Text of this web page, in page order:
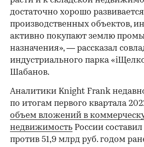
00:00 / 00:00
достаточно хорошо
производственных объектов,
активно покупают землю
назначения», — рассказал
индустриального парка
Шабанов.
Аналитики Knight Frank
по итогам первого квартала
объем вложений в
недвижимость России
против 51,9 млрд руб. годом